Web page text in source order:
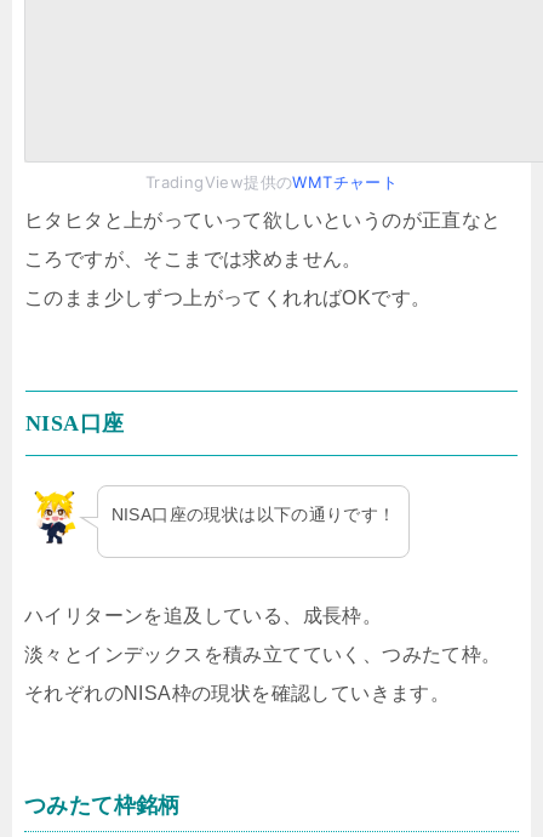
TradingView提供のWMTチャート
ヒタヒタと上がっていって欲しいというのが正直なと
ころですが、そこまでは求めません。
このまま少しずつ上がってくれればOKです。
NISA口座
NISA口座の現状は以下の通りです！
ハイリターンを追及している、成長枠。
淡々とインデックスを積み立てていく、つみたて枠。
それぞれのNISA枠の現状を確認していきます。
つみたて枠銘柄